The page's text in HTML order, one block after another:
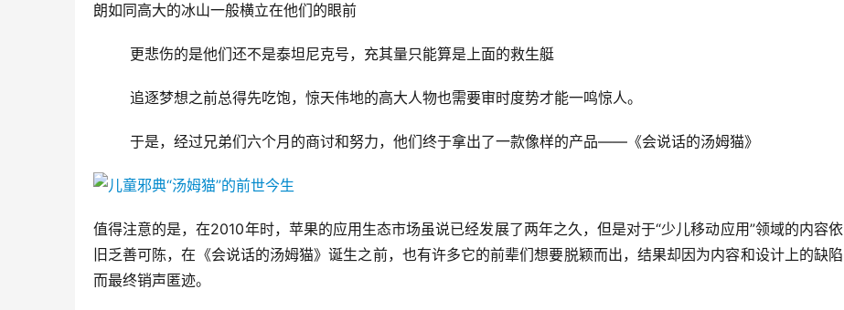
朗如同高大的冰山一般横立在他们的眼前
	更悲伤的是他们还不是泰坦尼克号，充其量只能算是上面的救生艇
	追逐梦想之前总得先吃饱，惊天伟地的高大人物也需要审时度势才能一鸣惊人。
	于是，经过兄弟们六个月的商讨和努力，他们终于拿出了一款像样的产品——《会说话的汤姆猫》
值得注意的是，在2010年时，苹果的应用生态市场虽说已经发展了两年之久，但是对于“少儿移动应用”领域的内容依
旧乏善可陈，在《会说话的汤姆猫》诞生之前，也有许多它的前辈们想要脱颖而出，结果却因为内容和设计上的缺陷
而最终销声匿迹。